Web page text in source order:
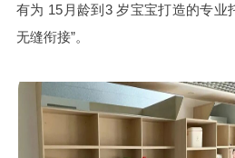
有为 15月龄到3 岁宝宝打造的专业
无缝衔接”。